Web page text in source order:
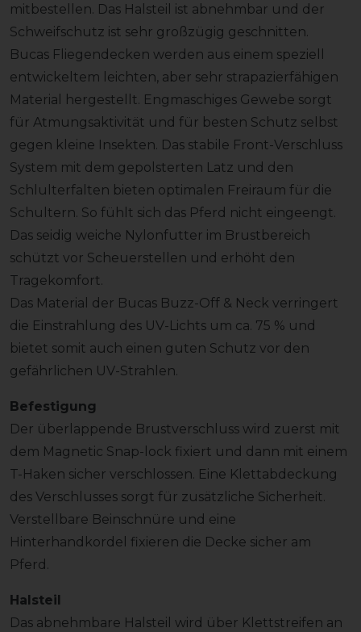
mitbestellen. Das Halsteil ist abnehmbar und der
Schweifschutz ist sehr großzügig geschnitten.
Bucas Fliegendecken werden aus einem speziell
entwickeltem leichten, aber sehr strapazierfähigen
Material hergestellt. Engmaschiges Gewebe sorgt
für Atmungsaktivität und für besten Schutz selbst
gegen kleine Insekten. Das stabile Front-Verschluss
System mit dem gepolsterten Latz und den
Schlulterfalten bieten optimalen Freiraum für die
Schultern. So fühlt sich das Pferd nicht eingeengt.
Das seidig weiche Nylonfutter im Brustbereich
schützt vor Scheuerstellen und erhöht den
Tragekomfort.
Das Material der Bucas Buzz-Off & Neck verringert
die Einstrahlung des UV-Lichts um ca. 75 % und
bietet somit auch einen guten Schutz vor den
gefährlichen UV-Strahlen.
Befestigung
Der überlappende Brustverschluss wird zuerst mit
dem Magnetic Snap-lock fixiert und dann mit einem
T-Haken sicher verschlossen. Eine Klettabdeckung
des Verschlusses sorgt für zusätzliche Sicherheit.
Verstellbare Beinschnüre und eine
Hinterhandkordel fixieren die Decke sicher am
Pferd.
Halsteil
Das abnehmbare Halsteil wird über Klettstreifen an